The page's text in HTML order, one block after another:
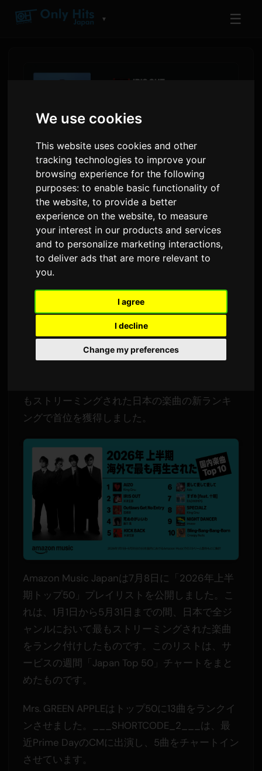
We use cookies
This website uses cookies and other
tracking technologies to improve your
browsing experience for the following
purposes:to enable basic functionality of
the website,to provide a better
experience on the website,to measure
your interest in our products and services
and to personalize marketing interactions,
to deliver ads that are more relevant to
you.
I agree
I decline
Change my preferences
▼ ☰
Amazon Musicのチャートで
米津玄師とKing Gnuが日本の
中間期ストリーミングをリー
ド
Af
1,674 skoðanir
米津玄師の『IRIS OUT』がAmazon Musicの中間
もストリーミングされた日本の楽曲の新ランキ
ングで首位を獲得しました。
Amazon Music Japanは7月8日に「2026年上半
期トップ50」プレイリストを公開しました。こ
れは、1月1日から5月31日までの間、日本で全ジ
ャンルにおいて最もストリーミングされた楽曲
をランク付けしたものです。このリストは、サ
ービスの週間「Japan Top 50」チャートをまと
めたものです。
Mrs. GREEN APPLEはトップ50に13曲をランクイ
ンさせました。___SHORTCODE_2___は、最
近Prime DayのCMに出演し、5曲をチャートイン
させています。